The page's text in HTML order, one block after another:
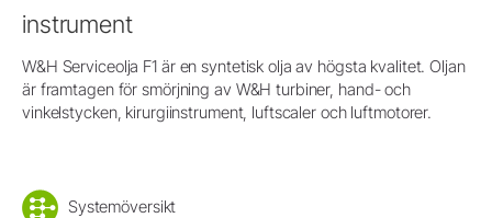
instrument
W&H Serviceolja F1 är en syntetisk olja av högsta kvalitet. Oljan
är framtagen för smörjning av W&H turbiner, hand- och
vinkelstycken, kirurgiinstrument, luftscaler och luftmotorer.
Systemöversikt